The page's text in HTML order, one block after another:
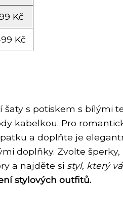
Kč
Kč
s potiskem s bílými
kabelkou. Pro
a doplňte je
doplňky. Zvolte
a najděte si styl, který
stylových outfitů.